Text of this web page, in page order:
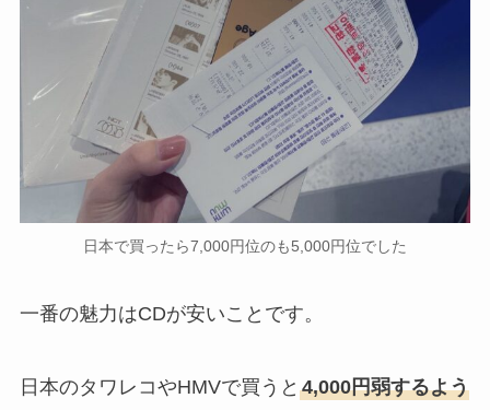
日本で買ったら7,000円位のも5,000円位でした
一番の魅力はCDが安いことです。
日本のタワレコやHMVで買うと 4,000円弱するよう